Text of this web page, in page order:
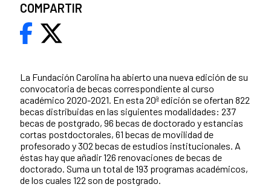
La Fundación Carolina ha abierto una nueva edición de su
convocatoria de becas correspondiente al curso
académico 2020-2021. En esta 20ª edición se ofertan 822
becas distribuidas en las siguientes modalidades: 237
becas de postgrado, 96 becas de doctorado y estancias
cortas postdoctorales, 61 becas de movilidad de
profesorado y 302 becas de estudios institucionales. A
éstas hay que añadir 126 renovaciones de becas de
doctorado. Suma un total de 193 programas académicos,
de los cuales 122 son de postgrado.
COMPARTIR